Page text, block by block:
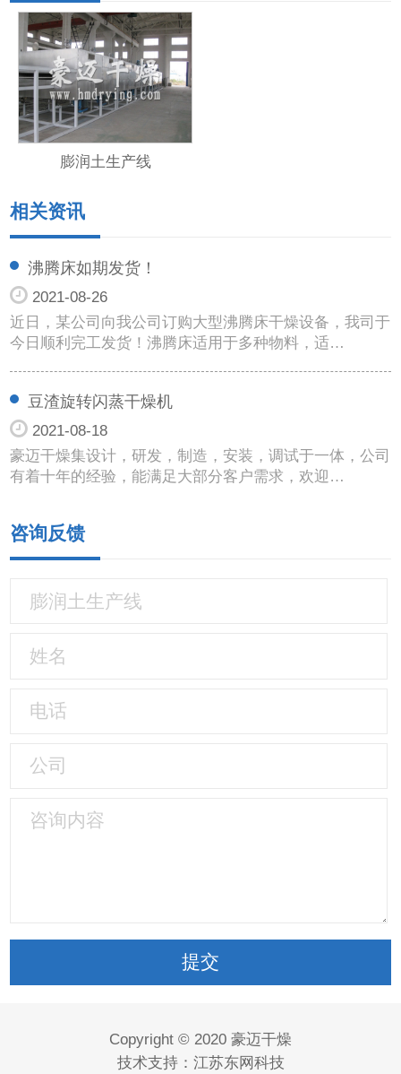
膨润土生产线
相关资讯
沸腾床如期发货！
2021-08-26
近日，某公司向我公司订购大型沸腾床干燥设备，我司于
今日顺利完工发货！沸腾床适用于多种物料，适…
豆渣旋转闪蒸干燥机
2021-08-18
豪迈干燥集设计，研发，制造，安装，调试于一体，公司
有着十年的经验，能满足大部分客户需求，欢迎…
咨询反馈
Copyright © 2020 豪迈干燥
技术支持： 江苏东网科技